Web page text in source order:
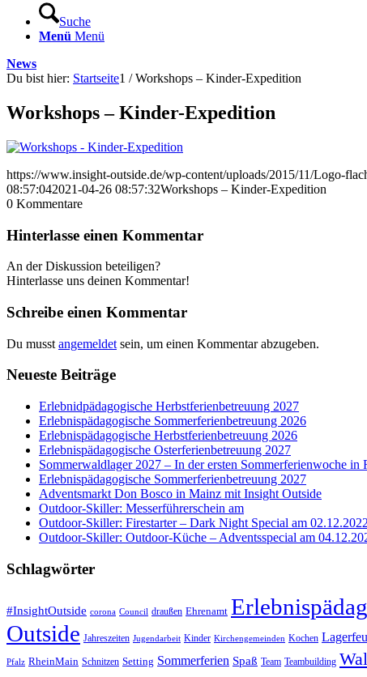
Suche
Menü Menü
News
Du bist hier: Startseite1 / Workshops – Kinder-Expedition
Workshops – Kinder-Expedition
https://www.insight-outside.de/wp-content/uploads/2015/11/Logo-
08:57:042021-04-26 08:57:32Workshops – Kinder-Expedition
0 Kommentare
Hinterlasse einen Kommentar
An der Diskussion beteiligen?
Hinterlasse uns deinen Kommentar!
Schreibe einen Kommentar
Du musst angemeldet sein, um einen Kommentar abzugeben.
Neueste Beiträge
Erlebnidpädagogische Herbstferienbetreuung 2027
Erlebnispädagogische Sommerferienbetreuung 2026
Erlebnispädagogische Herbstferienbetreuung 2026
Erlebnispädagogische Osterferienbetreuung 2027
Sommerwaldlager 2027 – In der ersten Sommerferienwoche in
Erlebnispädagogische Sommerferienbetreuung 2027
Adventsmarkt Don Bosco in Mainz mit Insight Outside
Outdoor-Skiller: Messerführerschein am
Outdoor-Skiller: Firestarter – Dark Night Special am
Outdoor-Skiller: Outdoor-Küche – Adventsspecial am
Schlagwörter
#InsightOutside corona Council draußen Ehrenamt
Outside Jahreszeiten Jugendarbeit Kinder Kirchengemeinden Kochen
Pfalz RheinMain Schnitzen Setting Sommerferien Spaß Team Teambuilding